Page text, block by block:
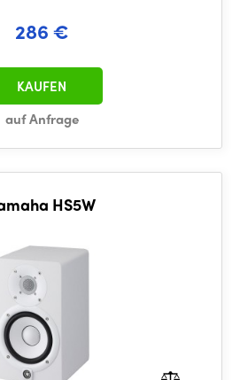
286 €
auf Anfrage
KAUFEN
HS5W